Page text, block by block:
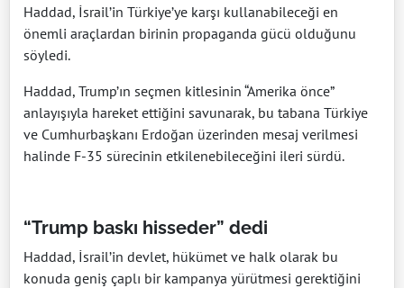
Haddad, İsrail’in Türkiye’ye karşı kullanabileceği en
önemli araçlardan birinin propaganda gücü olduğunu
söyledi.
Haddad, Trump’ın seçmen kitlesinin “Amerika önce”
anlayışıyla hareket ettiğini savunarak, bu tabana Türkiye
ve Cumhurbaşkanı Erdoğan üzerinden mesaj verilmesi
halinde F-35 sürecinin etkilenebileceğini ileri sürdü.
“Trump baskı hisseder” dedi
Haddad, İsrail’in devlet, hükümet ve halk olarak bu
konuda geniş çaplı bir kampanya yürütmesi gerektiğini